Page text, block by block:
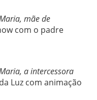
mãe de
com o padre
a intercessora
Luz com animação